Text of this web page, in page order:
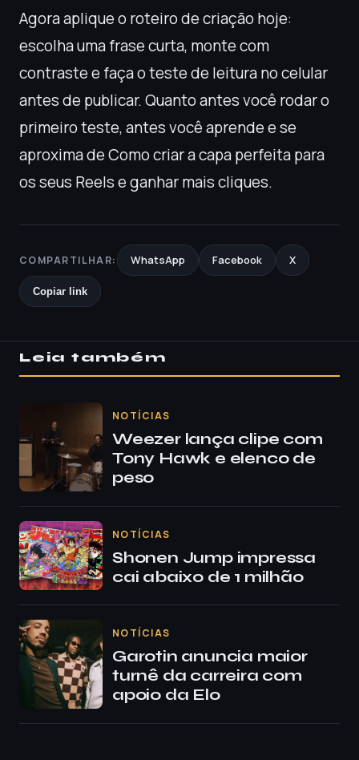
Agora aplique o roteiro de criação hoje:
escolha uma frase curta, monte com
contraste e faça o teste de leitura no celular
antes de publicar. Quanto antes você rodar o
primeiro teste, antes você aprende e se
aproxima de Como criar a capa perfeita para
os seus Reels e ganhar mais cliques.
COMPARTILHAR: WhatsApp Facebook X
Copiar link
Leia também
NOTÍCIAS
Weezer lança clipe com
Tony Hawk e elenco de
peso
NOTÍCIAS
Shonen Jump impressa
cai abaixo de 1 milhão
NOTÍCIAS
Garotin anuncia maior
turnê da carreira com
apoio da Elo